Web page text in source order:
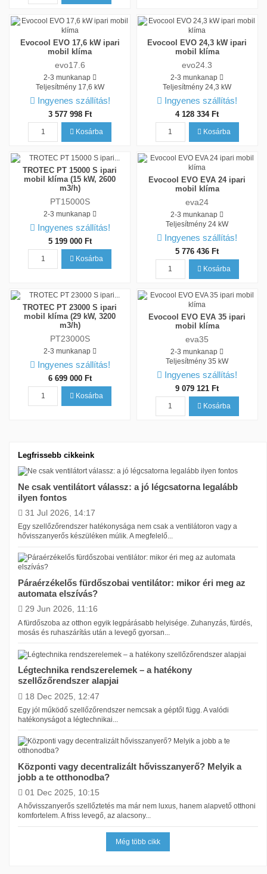
Evocool EVO 17,6 kW ipari
mobil klíma
evo17.6
2-3 munkanap
Teljesítmény 17,6 kW
Ingyenes szállítás!
3 577 998 Ft
Kosárba
Evocool EVO 24,3 kW ipari
mobil klíma
evo24.3
2-3 munkanap
Teljesítmény24,3 kW
Ingyenes szállítás!
4 128 334 Ft
Kosárba
TROTEC PT 15000 S ipari
mobil klíma (15 kW, 2600
m3/h)
PT15000S
2-3 munkanap
Ingyenes szállítás!
5 199 000 Ft
Kosárba
Evocool EVO EVA 24 ipari
mobil klíma
eva24
2-3 munkanap
Teljesítmény24 kW
Ingyenes szállítás!
5 776 436 Ft
Kosárba
TROTEC PT 23000 S ipari
mobil klíma (29 kW, 3200
m3/h)
PT23000S
2-3 munkanap
Ingyenes szállítás!
6 699 000 Ft
Kosárba
Evocool EVO EVA 35 ipari
mobil klíma
eva35
2-3 munkanap
Teljesítmény35 kW
Ingyenes szállítás!
9 079 121 Ft
Kosárba
Ár
91990 Ft 9079121
Teljesítmény
0 kW 35 kW
Gyártó
Evocool 7
Gree 1
Heylo 2
Hisense 1
MASTER 14
TROTEC 4
Legfrissebb cikkeink
Ne csak ventilátort válassz: a jó légcsatorna legalább
ilyen fontos
31 Jul 2026, 14:17
Egy szellőzőrendszer hatékonysága nem csak a ventilátoron vagy a
hővisszanyerős készüléken múlik. A megfelelő...
Páraérzékelős fürdőszobai ventilátor: mikor éri meg az
automata elszívás?
29 Jun 2026, 11:16
A fürdőszoba az otthon egyik legpárásabb helyisége. Zuhanyzás, fürdés,
mosás és ruhaszárítás után a levegő gyorsan...
Légtechnika rendszerelemek – a hatékony
szellőzőrendszer alapjai
18 Dec 2025, 12:47
Egy jól működő szellőzőrendszer nemcsak a géptől függ. A valódi
hatékonyságot a légtechnikai...
Központi vagy decentralizált hővisszanyerő? Melyik a
jobb a te otthonodba?
01 Dec 2025, 10:15
A hővisszanyerős szellőztetés ma már nem luxus, hanem alapvető otthoni
komfortelem. A friss levegő, az alacsony...
Még több cikk